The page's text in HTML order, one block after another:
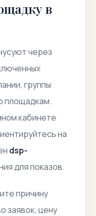
в
через
группы
площадкам.
кабинете
на
dsp-
для показов.
причину
заявок, цену